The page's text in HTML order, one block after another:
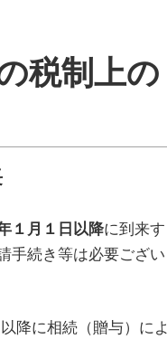
税制上の
１月１日以降に到来す
手続き等は必要ござい
降に相続（贈与）によ